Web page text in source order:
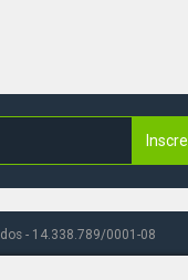
- 14.338.789/0001-08